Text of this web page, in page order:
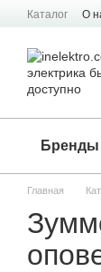
Перейти к
Каталог О
Бренды
Главная